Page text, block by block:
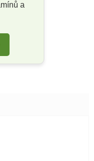
a
z 5 hvězdiček.